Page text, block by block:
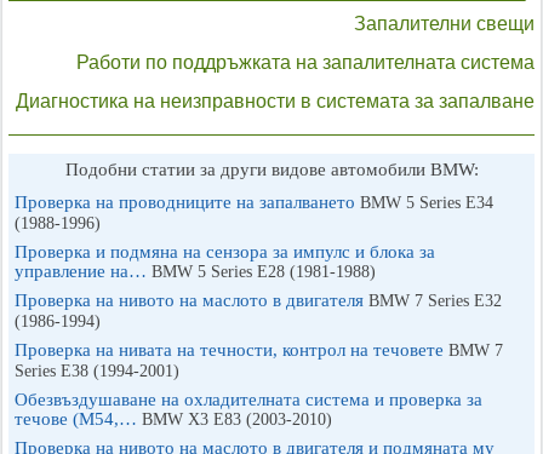
Запалителни свещи
Работи по поддръжката на запалителната система
Диагностика на неизправности в системата за запалване
Подобни статии за други видове автомобили BMW:
Проверка на проводниците на запалването BMW 5 Series E34
(1988-1996)
Проверка и подмяна на сензора за импулс и блока за
управление на… BMW 5 Series E28 (1981-1988)
Проверка на нивото на маслото в двигателя BMW 7 Series E32
(1986-1994)
Проверка на нивата на течности, контрол на течовете BMW 7
Series E38 (1994-2001)
Обезвъздушаване на охладителната система и проверка за
течове (M54,… BMW X3 Е83 (2003-2010)
Проверка на нивото на маслото в двигателя и подмяната му